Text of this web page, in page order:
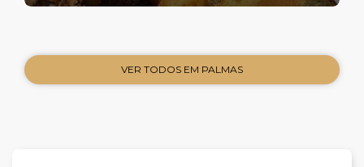
VER TODOS EM PALMAS